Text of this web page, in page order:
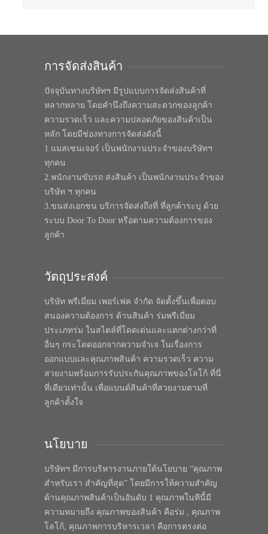
การจัดส่งสินค้า
ปัจจุบันทางบริษัทฯ มีรูปแบบการจัดส่งสินค้าที่
หลากหลาย โดยคำนึงถึงความสะดวกของลูกค้า
ความรวดเร็ว และความปลอดภัยของสินค้าเป็น
หลัก โดยมีช่องทางการจัดส่งดังนี้
1.แมสเซนเจอร์ เป็นพนักงานประจำของบริษัทฯ
ทุกคน
2.พนักงานขับรถ ส่งสินค้า เป็นพนักงานประจำของ
บริษัท ฯ ทุกคน
3.ขนส่งเอกชน บริการจัดส่งถึงที่ ที่ลูกค้าระบุ ด้วย
ระบบ Door To Door หรือตามความต้องการของ
ลูกค้า
วัตถุประสงค์
บริษัท พรีเมี่ยม เพอร์เฟค จำกัด จัดตั้งขึ้นเพื่อตอบ
สนองความต้องการ ด้านสินค้า ร่มพรีเมี่ยม
ประเภทร่ม ในสไตล์ที่โดดเด่นและแตกต่างกว่าที่
อื่นๆ กระโดดออกจากความจำเจ ในเรื่องการ
ออกแบบและคุณภาพสินค้า ความรวดเร็ว ความ
สวยงามพร้อมการรับประกันคุณภาพของโลโก้ ที่นี่
ที่เดียวเท่านั้น เพื่อแบนด์สินค้าที่สวยงามตามที่
ลูกค้าตั้งใจ
นโยบาย
บริษัทฯ มีการบริหารงานภายใต้นโยบาย “คุณภาพ
สำหรับเรา สำคัญที่สุด” โดยมีการให้ความสำคัญ
ด้านคุณภาพสินค้าเป็นอันดับ 1 คุณภาพในทีนี้มี
ความหมายถึง คุณภาพของสินค้า คือร่ม , คุณภาพ
โลโก้, คุณภาพการบริหารเวลา คือการตรงต่อ